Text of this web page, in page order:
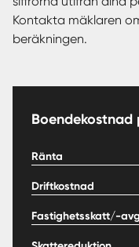
Kontakta mäklaren
beräkningen.
Boendekostnad
Ränta
Driftkostnad
Fastighetsskatt/-